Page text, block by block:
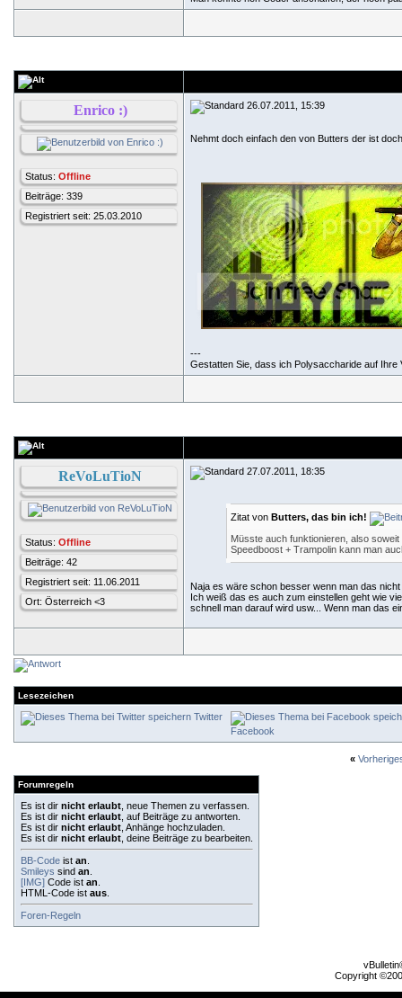
Enrico :)
Status: Offline
Beiträge: 339
Registriert seit: 25.03.2010
26.07.2011, 15:39
Nehmt doch einfach den von Butters der ist
---
Gestatten Sie, dass ich Polysaccharide auf Ihre
ReVoLuTioN
Status: Offline
Beiträge: 42
Registriert seit: 11.06.2011
Ort: Österreich <3
27.07.2011, 18:35
Zitat von Butters, das bin ich!
Müsste auch funktionieren, also
Speedboost + Trampolin kann man
Naja es wäre schon besser wenn man das
Ich weiß das es auch zum einstellen geht wie
schnell man darauf wird usw... Wenn man das
Lesezeichen
Twitter
Facebook
«
Forumregeln
Es ist dir nicht erlaubt , neue Themen zu verfassen.
Es ist dir nicht erlaubt , auf Beiträge zu antworten.
Es ist dir nicht erlaubt , Anhänge hochzuladen.
Es ist dir nicht erlaubt , deine Beiträge zu bearbeiten.
BB-Code ist an
Smileys sind an
[IMG] Code ist an
HTML-Code ist aus
Foren-Regeln
Copyright